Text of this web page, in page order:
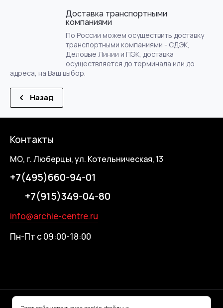
Доставка транспортными
компаниями
По России можем осуществить доставку
транспортными компаниями - СДЭК,
Деловые Линии и ПЭК, доставка
осуществляется до терминала или до
адреса, на Ваш выбор.
Назад
Контакты
МО, г. Люберцы, ул. Котельническая, 13
+7(495)660-94-01
+7(915)349-04-80
info@archie-centre.ru
Пн-Пт с 09:00-18:00